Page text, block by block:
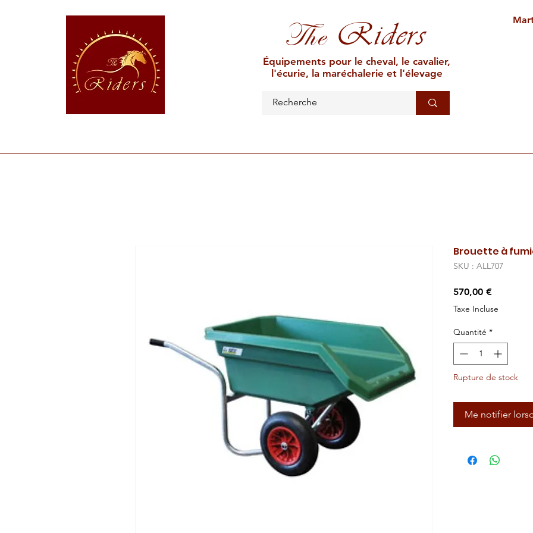
TheRiders
Équipements pour le cheval, le cavalier,
l'écurie, la maréchalerie et l'élevage
Brouette à
SKU : ALL707
570,00 €Prix
Taxe Incluse
Quantité *
Rupture de stock
Me notifier